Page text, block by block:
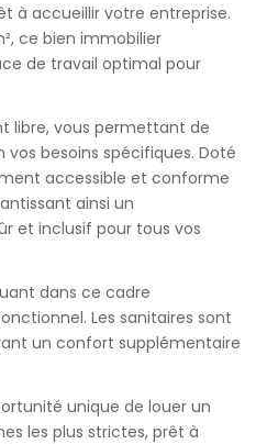
à accueillir votre entreprise.
ce bien immobilier
de travail optimal pour
libre, vous permettant de
vos besoins spécifiques. Doté
accessible et conforme
ainsi un
et inclusif pour tous vos
dans ce cadre
Les sanitaires sont
un confort supplémentaire
unique de louer un
les plus strictes, prêt à